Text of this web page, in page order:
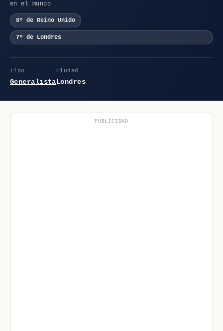
en el mundo
8º de Reino Unido
7º de Londres
Tipo
Generalista
Ciudad
Londres
PUBLICIDAD